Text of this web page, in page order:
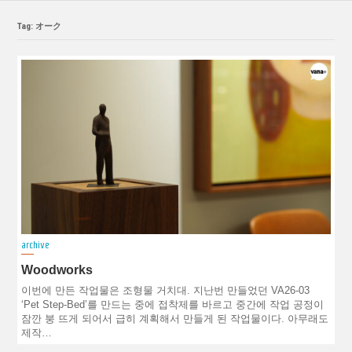
Tag: オーク
archive
Woodworks
이번에 만든 작업물은 조형물 거치대. 지난번 만들었던 VA26-03
‘Pet Step-Bed’를 만드는 중에 접착제를 바르고 중간에 작업 공정이
잠깐 붕 뜨게 되어서 급히 계획해서 만들게 된 작업물이다. 아무래도
제작…